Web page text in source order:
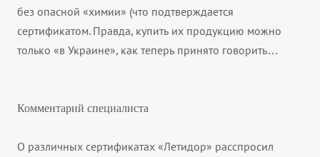
без опасной «химии» (что подтверждается
сертификатом. Правда, купить их продукцию можно
только «в Украине», как теперь принято говорить…
Комментарий специалиста
О различных сертификатах «Летидор» расспросил